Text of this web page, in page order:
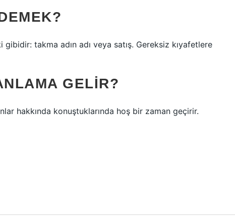
gibidir: takma adın adı veya satış. Gereksiz kıyafetlere
GELIR?
hakkında konuştuklarında hoş bir zaman geçirir.